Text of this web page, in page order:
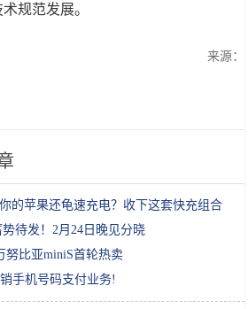
规范发展。
来源：
的苹果还龟速充电？收下这套快充组合
待发！2月24日晚见分晓
努比亚miniS首轮热卖
手机号码支付业务!